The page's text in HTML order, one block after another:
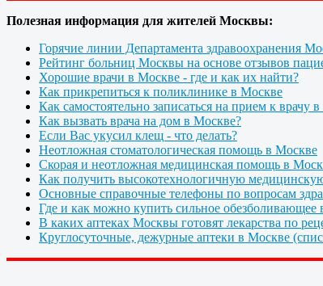
Полезная информация для жителей Москвы:
Горячие линии Департамента здравоохранения
Рейтинг больниц Москвы на основе отзывов
Хорошие врачи в Москве - где и как их найти?
Как прикрепиться к поликлинике в Москве
Как самостоятельно записаться на прием к врачу
Как вызвать врача на дом в Москве?
Если Вас укусил клещ - что делать?
Неотложная стоматологическая помощь в Москве
Скорая и неотложная медицинская помощь в
Как получить высокотехнологичную
Основные справочные телефоны по вопросам
Где и как можно купить сильное обезболивающее
В каких аптеках Москвы готовят лекарства по
Круглосуточные, дежурные аптеки в Москве